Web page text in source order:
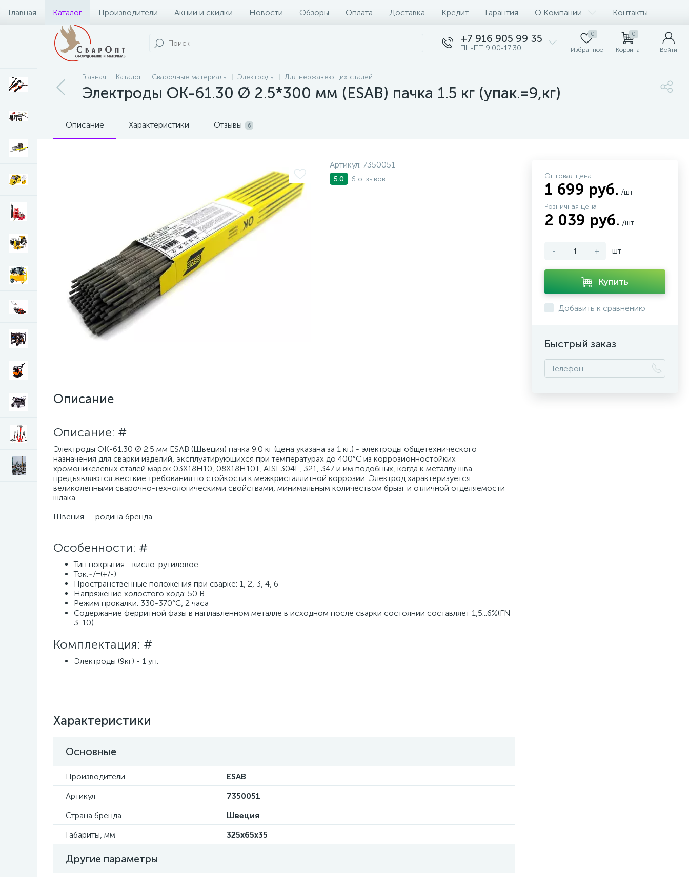
Главная Каталог Производители Акции и скидки Новости Обзоры Оплата Доставка Кредит Гарантия О Компании Контакты
+7 916 905 99 35
ПН-ПТ 9:00-17:30
0
Избранное
0
Корзина Войти
Главная Каталог Сварочные материалы Электроды Для нержавеющих сталей
Электроды ОК-61.30 Ø 2.5*300 мм (ESAB) пачка 1.5 кг (упак.=9,кг)
Описание Характеристики Отзывы 6
Артикул: 7350051
5.0 6 отзывов
Описание
Описание: #
Электроды ОК-61.30 Ø 2.5 мм ESAB (Швеция) пачка 9.0 кг (цена указана за 1 кг.) - электроды общетехнического
назначения для сварки изделий, эксплуатирующихся при температурах до 400°С из коррозионностойких
хромоникелевых сталей марок 03Х18Н10, 08Х18Н10Т, AISI 304L, 321, 347 и им подобных, когда к металлу шва
предъявляются жесткие требования по стойкости к межкристаллитной коррозии. Электрод характеризуется
великолепными сварочно-технологическими свойствами, минимальным количеством брызг и отличной отделяемости
шлака.
Швеция — родина бренда.
Особенности: #
Тип покрытия - кисло-рутиловое
Ток:~/=(+/-)
Пространственные положения при сварке: 1, 2, 3, 4, 6
Напряжение холостого хода: 50 В
Режим прокалки: 330-370°С, 2 часа
Содержание ферритной фазы в наплавленном металле в исходном после сварки состоянии составляет 1,5...6%(FN
3-10)
Комплектация: #
Электроды (9кг) - 1 уп.
Характеристики
Основные
Производители
ESAB
Артикул
7350051
Страна бренда
Швеция
Габариты, мм
325х65х35
Другие параметры
Оптовая цена
1 699 руб. /шт
Розничная цена
2 039 руб. /шт
- + шт
Купить
Добавить к сравнению
Быстрый заказ